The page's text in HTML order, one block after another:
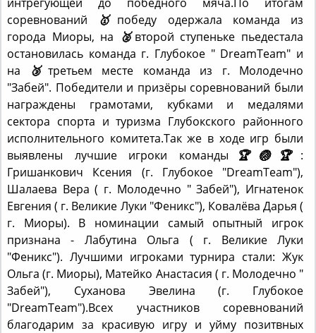
города Миоры, на🥈второй ступеньке пьедестала
остановилась команда г. Глубокое " DreamTeam" и
на🥉третьем месте команда из г. Молодечно
"Забей". Победители и призёры соревнований были
награждены грамотами, кубками и медалями
сектора спорта и туризма Глубокского районного
исполнительного комитета.Так же в ходе игр были
выявлены лучшие игроки команды🏆🏐🏆:
Гришанкович Ксения (г. Глубокое "DreamTeam"),
Шалаева Вера ( г. Молодечно " Забей"), Игнатенок
Евгения ( г. Великие Луки "Феникс"), Ковалёва Дарья (
г. Миоры). В номинации самый опытный игрок
признана - Лабутина Ольга ( г. Великие Луки
"Феникс"). Лучшими игроками турнира стали: Жук
Ольга (г. Миоры), Матейко Анастасия ( г. Молодечно "
Забей"), Суханова Эвелина (г. Глубокое
"DreamTeam").Всех участников соревнований
благодарим за красивую игру и уйму позитвных
эмоций!!!🎊🎉 🎊